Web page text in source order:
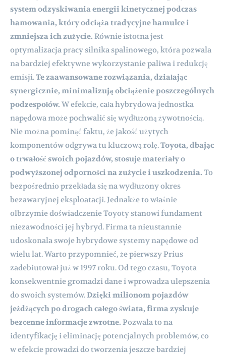
system odzyskiwania energii kinetycznej podczas
hamowania, który odciąża tradycyjne hamulce i
zmniejsza ich zużycie. Równie istotna jest
optymalizacja pracy silnika spalinowego, która pozwala
na bardziej efektywne wykorzystanie paliwa i redukcję
emisji.Te zaawansowane rozwiązania, działając
synergicznie, minimalizują obciążenie poszczególnych
podzespołów. W efekcie, cała hybrydowa jednostka
napędowa może pochwalić się wydłużoną żywotnością.
Nie można pominąć faktu, że jakość użytych
komponentów odgrywa tu kluczową rolę.Toyota, dbając
o trwałość swoich pojazdów, stosuje materiały o
podwyższonej odporności na zużycie i uszkodzenia. To
bezpośrednio przekłada się na wydłużony okres
bezawaryjnej eksploatacji. Jednakże to właśnie
olbrzymie doświadczenie Toyoty stanowi fundament
niezawodności jej hybryd. Firma ta nieustannie
udoskonala swoje hybrydowe systemy napędowe od
wielu lat. Warto przypomnieć, że pierwszy Prius
zadebiutował już w 1997 roku. Od tego czasu, Toyota
konsekwentnie gromadzi dane i wprowadza ulepszenia
do swoich systemów.Dzięki milionom pojazdów
jeżdżących po drogach całego świata, firma zyskuje
bezcenne informacje zwrotne. Pozwala to na
identyfikację i eliminację potencjalnych problemów, co
w efekcie prowadzi do tworzenia jeszcze bardziej